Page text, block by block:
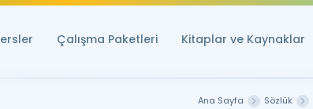
Çalışma Paketleri Kitaplar ve Kaynaklar
Ana Sayfa Sözlük